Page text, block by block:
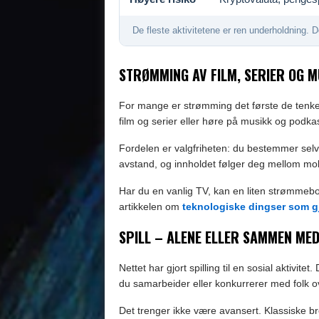
De fleste aktivitetene er ren underholdning.
STRØMMING AV FILM, SERIER OG
For mange er strømming det første de
film og serier eller høre på musikk og
Fordelen er valgfriheten: du bestemmer
avstand, og innholdet følger deg mellom
Har du en vanlig TV, kan en liten
artikkelen om teknologiske dingser som
SPILL – ALENE ELLER SAMMEN
Nettet har gjort spilling til en sosial
du samarbeider eller konkurrerer med folk
Det trenger ikke være avansert. Klassiske